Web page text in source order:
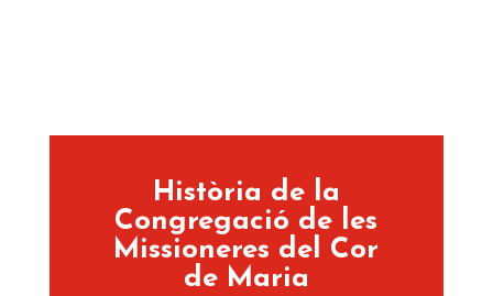
Història de la
Congregació de les
Missioneres del Cor
de Maria